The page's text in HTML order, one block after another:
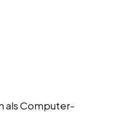
als Computer-